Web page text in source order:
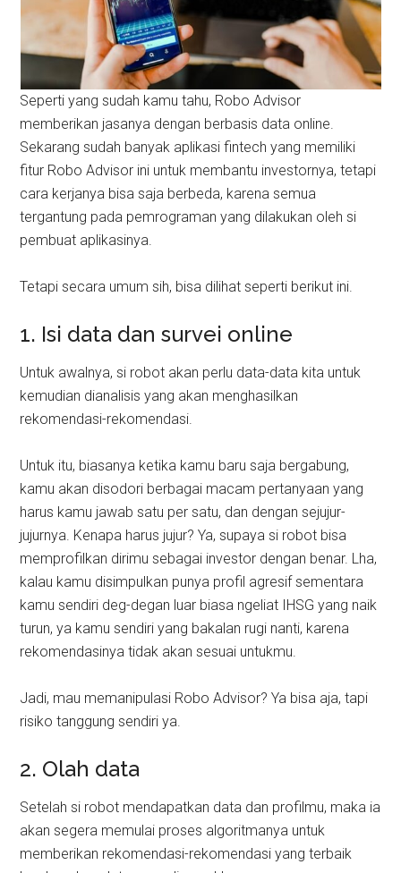
Seperti yang sudah kamu tahu, Robo Advisor
memberikan jasanya dengan berbasis data online.
Sekarang sudah banyak aplikasi fintech yang memiliki
fitur Robo Advisor ini untuk membantu investornya, tetapi
cara kerjanya bisa saja berbeda, karena semua
tergantung pada pemrograman yang dilakukan oleh si
pembuat aplikasinya.
Tetapi secara umum sih, bisa dilihat seperti berikut ini.
1. Isi data dan survei online
Untuk awalnya, si robot akan perlu data-data kita untuk
kemudian dianalisis yang akan menghasilkan
rekomendasi-rekomendasi.
Untuk itu, biasanya ketika kamu baru saja bergabung,
kamu akan disodori berbagai macam pertanyaan yang
harus kamu jawab satu per satu, dan dengan sejujur-
jujurnya. Kenapa harus jujur? Ya, supaya si robot bisa
memprofilkan dirimu sebagai investor dengan benar. Lha,
kalau kamu disimpulkan punya profil agresif sementara
kamu sendiri deg-degan luar biasa ngeliat IHSG yang naik
turun, ya kamu sendiri yang bakalan rugi nanti, karena
rekomendasinya tidak akan sesuai untukmu.
Jadi, mau memanipulasi Robo Advisor? Ya bisa aja, tapi
risiko tanggung sendiri ya.
2. Olah data
Setelah si robot mendapatkan data dan profilmu, maka ia
akan segera memulai proses algoritmanya untuk
memberikan rekomendasi-rekomendasi yang terbaik